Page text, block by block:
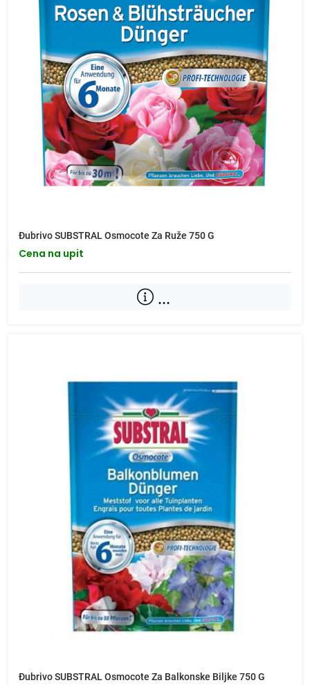
Đubrivo SUBSTRAL Osmocote Za Ruže 750 G
Cena na upit
...
Đubrivo SUBSTRAL Osmocote Za Balkonske Biljke 750 G